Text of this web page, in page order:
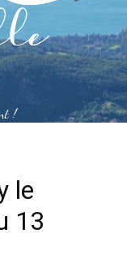
!
le
13